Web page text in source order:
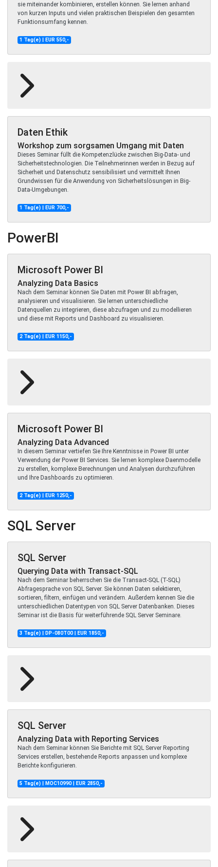
sie miteinander kombinieren, erstellen können. Sie lernen anhand
von kurzen Inputs und vielen praktischen Beispielen den gesamten
Funktionsumfang kennen.
1 Tag(e) | EUR 550,-
Daten Ethik
Workshop zum sorgsamen Umgang mit Daten
Dieses Seminar füllt die Kompetenzlücke zwischen Big-Data- und
Sicherheitstechnologien. Die Teilnehmerinnen werden in Bezug auf
Sicherheit und Datenschutz sensibilisiert und vermittelt Ihnen
Grundwissen für die Anwendung von Sicherheitslösungen in Big-
Data-Umgebungen.
1 Tag(e) | EUR 700,-
PowerBI
Microsoft Power BI
Analyzing Data Basics
Nach dem Seminar können Sie Daten mit Power BI abfragen,
analysieren und visualisieren. Sie lernen unterschiedliche
Datenquellen zu integrieren, diese abzufragen und zu modellieren
und diese mit Reports und Dashboard zu visualisieren.
2 Tag(e) | EUR 1150,-
Microsoft Power BI
Analyzing Data Advanced
In diesem Seminar vertiefen Sie Ihre Kenntnisse in Power BI unter
Verwendung der Power BI Services. Sie lernen komplexe Daenmodelle
zu erstellen, komplexe Berechnungen und Analysen durchzuführen
und Ihre Dashboards zu optimieren.
2 Tag(e) | EUR 1250,-
SQL Server
SQL Server
Querying Data with Transact-SQL
Nach dem Seminar beherrschen Sie die Transact-SQL (T-SQL)
Abfragesprache von SQL Server. Sie können Daten selektieren,
sortieren, filtern, einfügen und verändern. Außerdem kennen Sie die
unterschiedlichen Datentypen von SQL Server Datenbanken. Dieses
Seminar ist die Basis für weiterführende SQL Server Seminare.
3 Tag(e) | DP-080T00 | EUR 1850,-
SQL Server
Analyzing Data with Reporting Services
Nach dem Seminar können Sie Berichte mit SQL Server Reporting
Services erstellen, bestehende Reports anpassen und komplexe
Berichte konfigurieren.
5 Tag(e) | MOC10990 | EUR 2850,-